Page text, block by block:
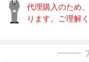
代理購入のため
ります。ご理解く